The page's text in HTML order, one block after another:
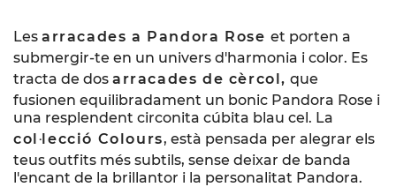
Les arracades a Pandora Rose et porten a
submergir-te en un univers d'harmonia i color. Es
tracta de dos arracades de cèrcol, que
fusionen equilibradament un bonic Pandora Rose i
una resplendent circonita cúbita blau cel. La
col·lecció Colours, està pensada per alegrar els
teus outfits més subtils, sense deixar de banda
l'encant de la brillantor i la personalitat Pandora.